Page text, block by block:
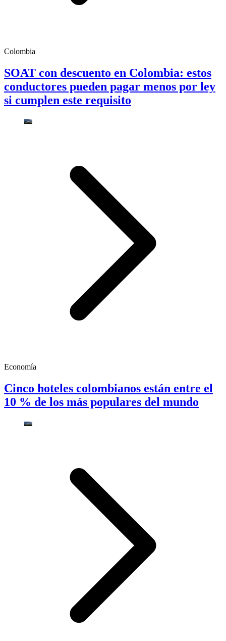
Colombia
SOAT con descuento en Colombia: estos
conductores pueden pagar menos por ley
si cumplen este requisito
Economía
Cinco hoteles colombianos están entre el
10 % de los más populares del mundo